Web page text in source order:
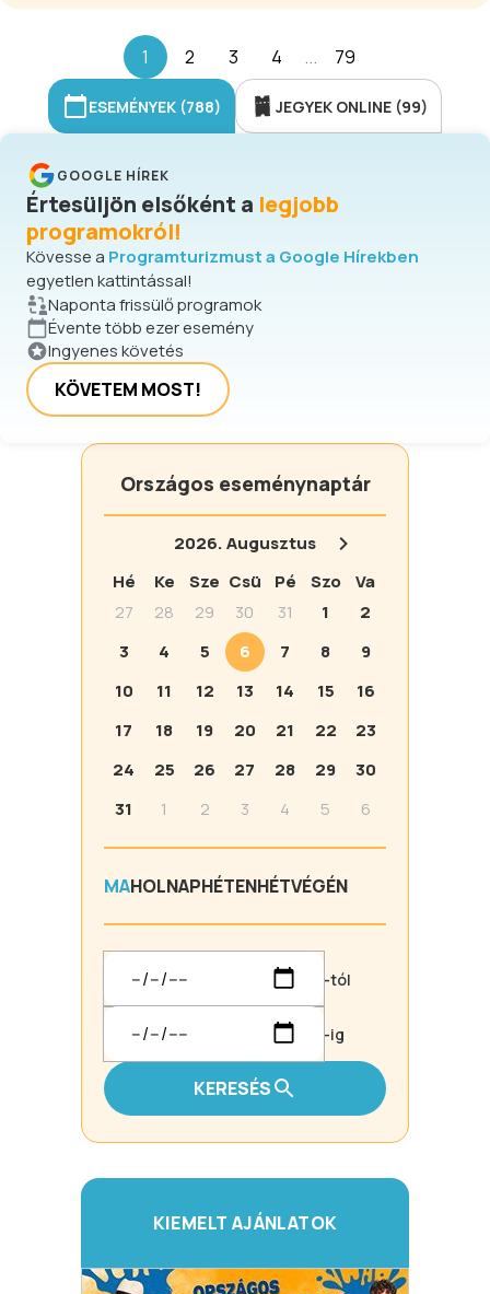
eseménynaptár összeállításban
mindenki találhat kedvére való
programot.
1 2 3 4 ... 79
ESEMÉNYEK (788) JEGYEK ONLINE (99)
GOOGLE HÍREK
Értesüljön elsőként a legjobb
programokról!
Kövesse a Programturizmust a Google Hírekben
egyetlen kattintással!
Naponta frissülő programok
Évente több ezer esemény
Ingyenes követés
KÖVETEM MOST!
Országos eseménynaptár
2026.Augusztus
Hé
Ke Sze Csü Pé Szo
Va
27
28 29 30 31 1
2
3
4 5 6 7 8
9
10
11 12 13 14 15
16
17
18 19 20 21 22
23
24
25 26 27 28 29
30
31
1 2 3 4 5 6
MAHOLNAPHÉTENHÉTVÉGÉN
-tól
-ig
KERESÉS
KIEMELT AJÁNLATOK